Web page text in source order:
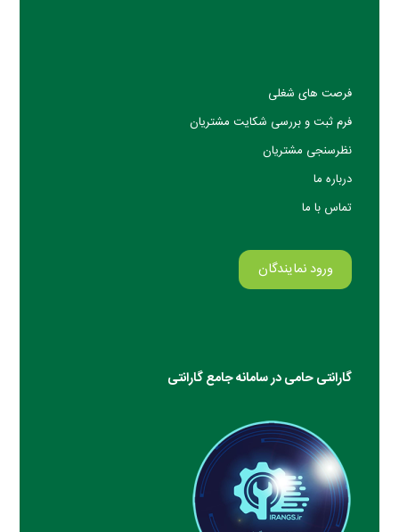
فرصت های شغلی
فرم ثبت و بررسی شکایت مشتریان
نظرسنجی مشتریان
درباره ما
تماس با ما
ورود نمایندگان
گارانتی حامی در سامانه جامع گارانتی